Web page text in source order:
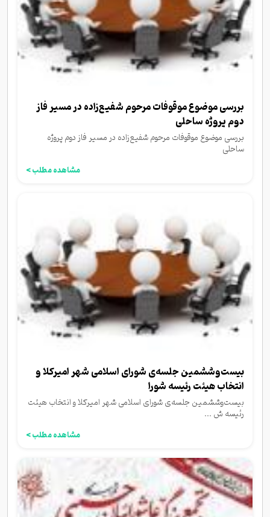
بررسی موضوع موقوفات مرحوم شفیع‌زاده در مسیر فاز
دوم پروژه ساحلی
بررسی موضوع موقوفات مرحوم شفیع‌زاده در مسیر فاز دوم پروژه
ساحلی
مشاهده مطلب >
بیست‌وششمین جلسه‌ی شورای اسلامی شهر امیرکلا و
انتخاب هیئت رئیسه شورا
بیست‌وششمین جلسه‌ی شورای اسلامی شهر امیرکلا و انتخاب هیئت
رئیسه ش ...
مشاهده مطلب >